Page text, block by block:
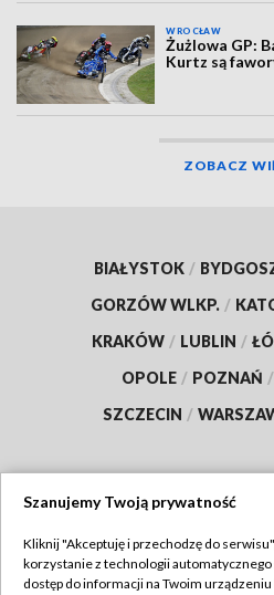
WROCŁAW
Żużlowa GP:
Kurtz są
ZOBACZ
BIAŁYSTOK /
GORZÓW WLKP. /
KRAKÓW / LUBLIN /
OPOLE / POZNAŃ /
SZCZECIN /
TVP
Szanujemy Twoją prywatność
Kliknij "Akceptuję i przechodzę do
korzystanie z technologii automatycznego
dostęp do informacji na Twoim